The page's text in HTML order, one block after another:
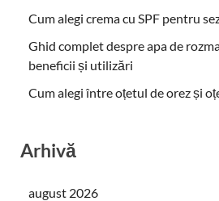
Cum alegi crema cu SPF pentru
Ghid complet despre apa de
beneficii și utilizări
Cum alegi între oțetul de orez și
Arhivă
august 2026